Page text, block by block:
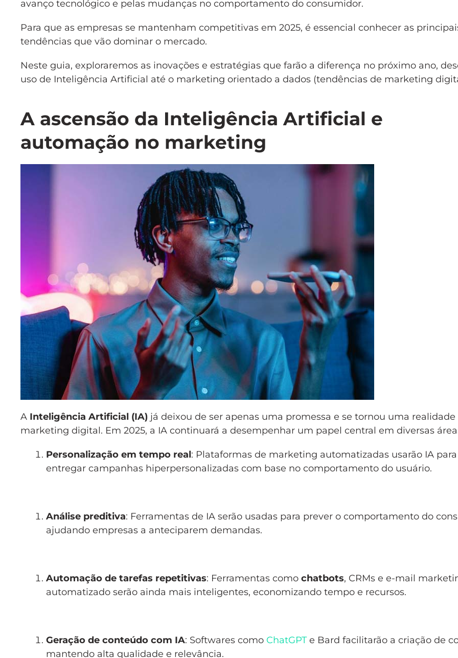
avanço tecnológico e pelas mudanças no comportamento do consumidor.
Para que as empresas se mantenham competitivas em 2025, é essencial conhecer as
tendências que vão dominar o mercado.
Neste guia, exploraremos as inovações e estratégias que farão a diferença no próximo ano,
uso de Inteligência Artificial até o marketing orientado a dados (tendências de marketing
A ascensão da Inteligência Artificial e
automação no marketing
A Inteligência Artificial (IA) já deixou de ser apenas uma promessa e se tornou uma realidade
marketing digital. Em 2025, a IA continuará a desempenhar um papel central em diversas
Personalização em tempo real: Plataformas de marketing automatizadas usarão IA para
entregar campanhas hiperpersonalizadas com base no comportamento do usuário.
Análise preditiva: Ferramentas de IA serão usadas para prever o comportamento do
ajudando empresas a anteciparem demandas.
Automação de tarefas repetitivas: Ferramentas como chatbots, CRMs e e-mail
automatizado serão ainda mais inteligentes, economizando tempo e recursos.
Geração de conteúdo com IA: Softwares como ChatGPTe Bard facilitarão a criação de
mantendo alta qualidade e relevância.